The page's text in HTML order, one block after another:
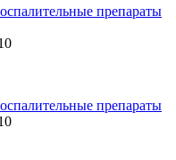
препараты
препараты